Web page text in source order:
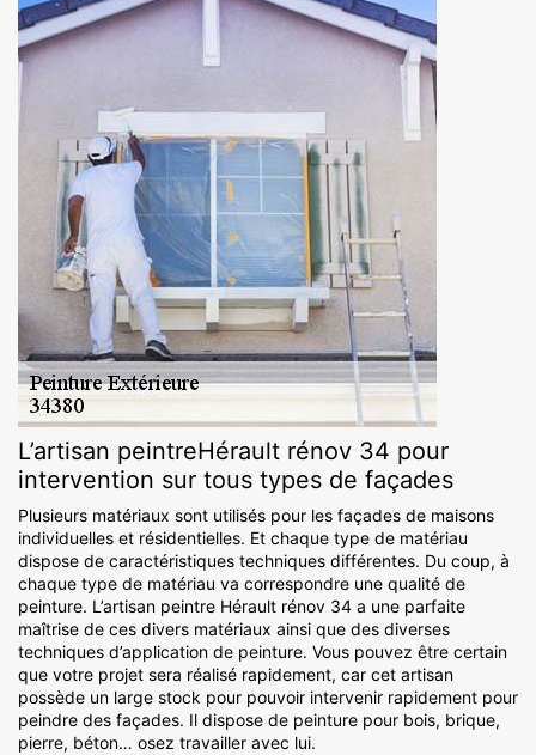
L’artisan peintreHérault rénov 34 pour
intervention sur tous types de façades
Plusieurs matériaux sont utilisés pour les façades de maisons
individuelles et résidentielles. Et chaque type de matériau
dispose de caractéristiques techniques différentes. Du coup, à
chaque type de matériau va correspondre une qualité de
peinture. L’artisan peintre Hérault rénov 34 a une parfaite
maîtrise de ces divers matériaux ainsi que des diverses
techniques d’application de peinture. Vous pouvez être certain
que votre projet sera réalisé rapidement, car cet artisan
possède un large stock pour pouvoir intervenir rapidement pour
peindre des façades. Il dispose de peinture pour bois, brique,
pierre, béton… osez travailler avec lui.